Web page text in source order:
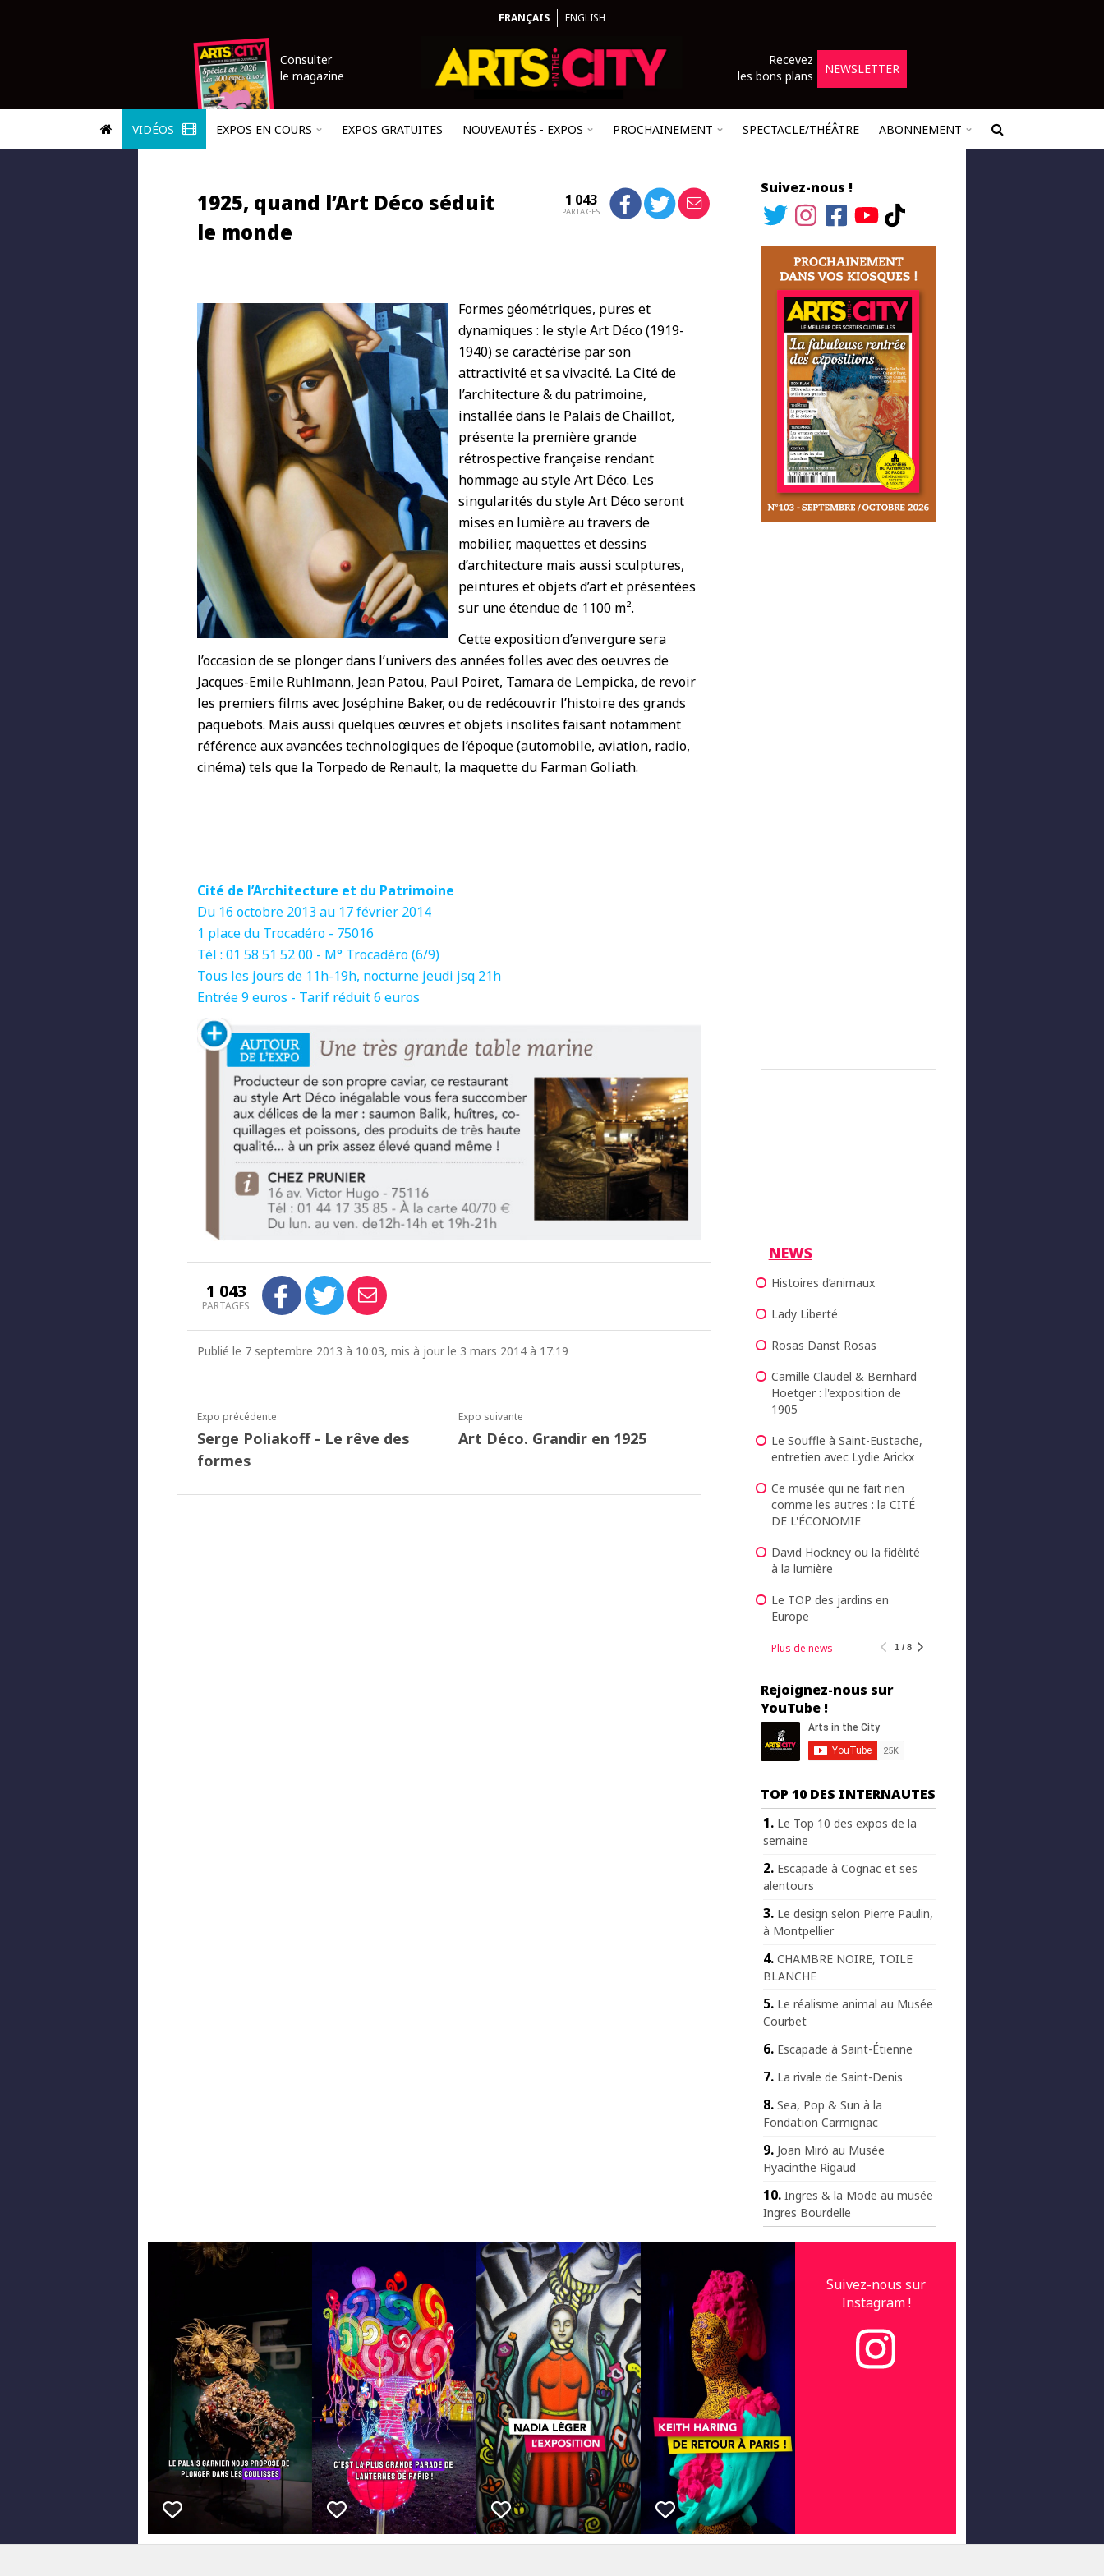
FRANÇAIS ENGLISH
Consulter
le magazine
Recevez
les bons plans
NEWSLETTER
VIDÉOS EXPOS EN COURS EXPOS GRATUITES NOUVEAUTÉS - EXPOS PROCHAINEMENT SPECTACLE/THÉÂTRE ABONNEMENT
1925, quand l’Art Déco séduit
le monde
1 043
PARTAGES
Formes géométriques, pures et
dynamiques : le style Art Déco (1919-
1940) se caractérise par son
attractivité et sa vivacité. La Cité de
l’architecture & du patrimoine,
installée dans le Palais de Chaillot,
présente la première grande
rétrospective française rendant
hommage au style Art Déco. Les
singularités du style Art Déco seront
mises en lumière au travers de
mobilier, maquettes et dessins
d’architecture mais aussi sculptures,
peintures et objets d’art et présentées
sur une étendue de 1100 m².
Cette exposition d’envergure sera
l’occasion de se plonger dans l’univers des années folles avec des oeuvres de
Jacques-Emile Ruhlmann, Jean Patou, Paul Poiret, Tamara de Lempicka, de revoir
les premiers films avec Joséphine Baker, ou de redécouvrir l’histoire des grands
paquebots. Mais aussi quelques œuvres et objets insolites faisant notamment
référence aux avancées technologiques de l’époque (automobile, aviation, radio,
cinéma) tels que la Torpedo de Renault, la maquette du Farman Goliath.
Cité de l’Architecture et du Patrimoine
Du 16 octobre 2013 au 17 février 2014
1 place du Trocadéro - 75016
Tél : 01 58 51 52 00 - M° Trocadéro (6/9)
Tous les jours de 11h-19h, nocturne jeudi jsq 21h
Entrée 9 euros - Tarif réduit 6 euros
1 043
PARTAGES
Publié le 7 septembre 2013 à 10:03, mis à jour le 3 mars 2014 à 17:19
Expo précédente
Serge Poliakoff - Le rêve des
formes
Expo suivante
Art Déco. Grandir en 1925
Suivez-nous !
NEWS
Histoires d’animaux
Lady Liberté
Rosas Danst Rosas
Camille Claudel & Bernhard
Hoetger : l'exposition de
1905
Le Souffle à Saint-Eustache,
entretien avec Lydie Arickx
Ce musée qui ne fait rien
comme les autres : la CITÉ
DE L'ÉCONOMIE
David Hockney ou la fidélité
à la lumière
Le TOP des jardins en
Europe
Plus de news 1 / 8
Rejoignez-nous sur
YouTube !
TOP 10 DES INTERNAUTES
Le Top 10 des expos de la
semaine
Escapade à Cognac et ses
alentours
Le design selon Pierre Paulin,
à Montpellier
CHAMBRE NOIRE, TOILE
BLANCHE
Le réalisme animal au Musée
Courbet
Escapade à Saint-Étienne
La rivale de Saint-Denis
Sea, Pop & Sun à la
Fondation Carmignac
Joan Miró au Musée
Hyacinthe Rigaud
Ingres & la Mode au musée
Ingres Bourdelle
Suivez-nous sur
Instagram !